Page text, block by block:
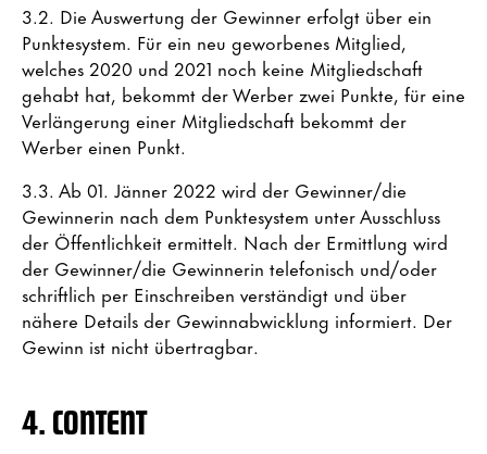
3.2. Die Auswertung der Gewinner erfolgt über ein
Punktesystem. Für ein neu geworbenes Mitglied,
welches 2020 und 2021 noch keine Mitgliedschaft
gehabt hat, bekommt der Werber zwei Punkte, für eine
Verlängerung einer Mitgliedschaft bekommt der
Werber einen Punkt.
3.3. Ab 01. Jänner 2022 wird der Gewinner/die
Gewinnerin nach dem Punktesystem unter Ausschluss
der Öffentlichkeit ermittelt. Nach der Ermittlung wird
der Gewinner/die Gewinnerin telefonisch und/oder
schriftlich per Einschreiben verständigt und über
nähere Details der Gewinnabwicklung informiert. Der
Gewinn ist nicht übertragbar.
4. CONTENT